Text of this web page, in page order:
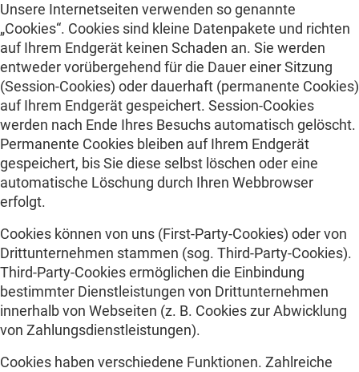
Unsere Internetseiten verwenden so genannte
„Cookies“. Cookies sind kleine Datenpakete und richten
auf Ihrem Endgerät keinen Schaden an. Sie werden
entweder vorübergehend für die Dauer einer Sitzung
(Session-Cookies) oder dauerhaft (permanente Cookies)
auf Ihrem Endgerät gespeichert. Session-Cookies
werden nach Ende Ihres Besuchs automatisch gelöscht.
Permanente Cookies bleiben auf Ihrem Endgerät
gespeichert, bis Sie diese selbst löschen oder eine
automatische Löschung durch Ihren Webbrowser
erfolgt.
Cookies können von uns (First-Party-Cookies) oder von
Drittunternehmen stammen (sog. Third-Party-Cookies).
Third-Party-Cookies ermöglichen die Einbindung
bestimmter Dienstleistungen von Drittunternehmen
innerhalb von Webseiten (z. B. Cookies zur Abwicklung
von Zahlungsdienstleistungen).
Cookies haben verschiedene Funktionen. Zahlreiche